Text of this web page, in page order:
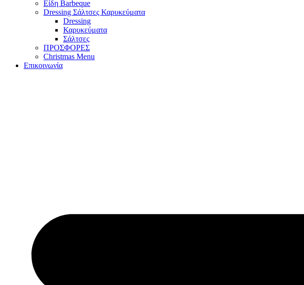
Είδη Barbeque
Dressing Σάλτσες Καρυκεύματα
Dressing
Καρυκεύματα
Σάλτσες
ΠΡΟΣΦΟΡΕΣ
Christmas Menu
Επικοινωνία